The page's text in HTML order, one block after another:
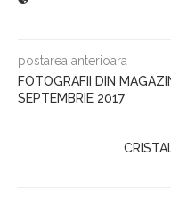
postarea anterioara
FOTOGRAFII DIN
SEPTEMBRIE 2017